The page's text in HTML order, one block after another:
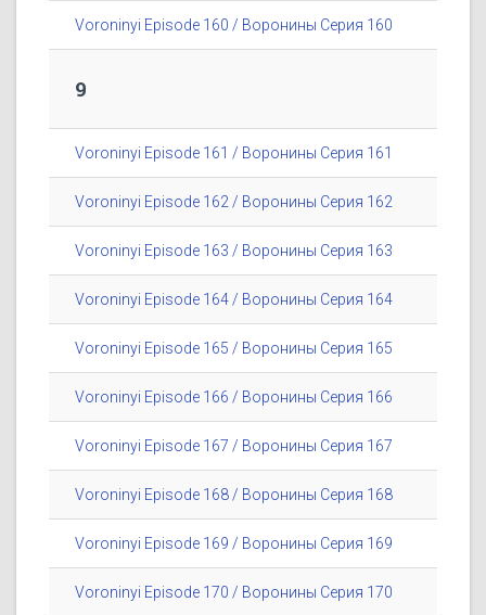
Voroninyi Episode 160 / Воронины Серия 160
9
Voroninyi Episode 161 / Воронины Серия 161
Voroninyi Episode 162 / Воронины Серия 162
Voroninyi Episode 163 / Воронины Серия 163
Voroninyi Episode 164 / Воронины Серия 164
Voroninyi Episode 165 / Воронины Серия 165
Voroninyi Episode 166 / Воронины Серия 166
Voroninyi Episode 167 / Воронины Серия 167
Voroninyi Episode 168 / Воронины Серия 168
Voroninyi Episode 169 / Воронины Серия 169
Voroninyi Episode 170 / Воронины Серия 170